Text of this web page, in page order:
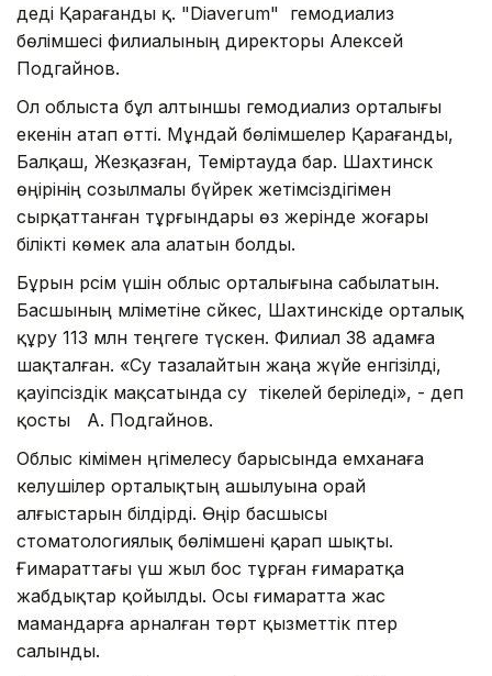
деді Қарағанды қ. "Diaverum" гемодиализ
бөлімшесі филиалының директоры Алексей
Подгайнов.
Ол облыста бұл алтыншы гемодиализ орталығы
екенін атап өтті. Мұндай бөлімшелер Қарағанды,
Балқаш, Жезқазған, Теміртауда бар. Шахтинск
өңірінің созылмалы бүйрек жетімсіздігімен
сырқаттанған тұрғындары өз жерінде жоғары
білікті көмек ала алатын болды.
Бұрын рәсім үшін облыс орталығына сабылатын.
Басшының мәліметіне сәйкес, Шахтинскіде орталық
құру 113 млн теңгеге түскен. Филиал 38 адамға
шақталған. «Су тазалайтын жаңа жүйе енгізілді,
қауіпсіздік мақсатында су тікелей беріледі», - деп
қосты А. Подгайнов.
Облыс әкімімен әңгімелесу барысында емханаға
келушілер орталықтың ашылуына орай
алғыстарын білдірді. Өңір басшысы
стоматологиялық бөлімшені қарап шықты.
Ғимараттағы үш жыл бос тұрған ғимаратқа
жабдықтар қойылды. Осы ғимаратта жас
мамандарға арналған төрт қызметтік пәтер
салынды.